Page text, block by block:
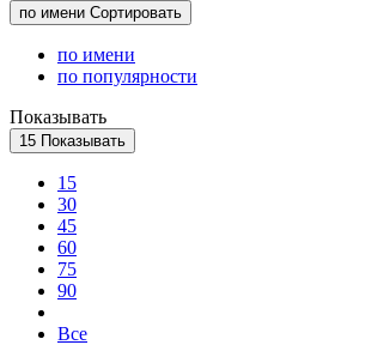
по имени Сортировать
по имени
по популярности
Показывать
15 Показывать
15
30
45
60
75
90
Все